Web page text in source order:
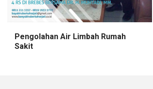
Pengolahan Air Limbah Rumah
Sakit